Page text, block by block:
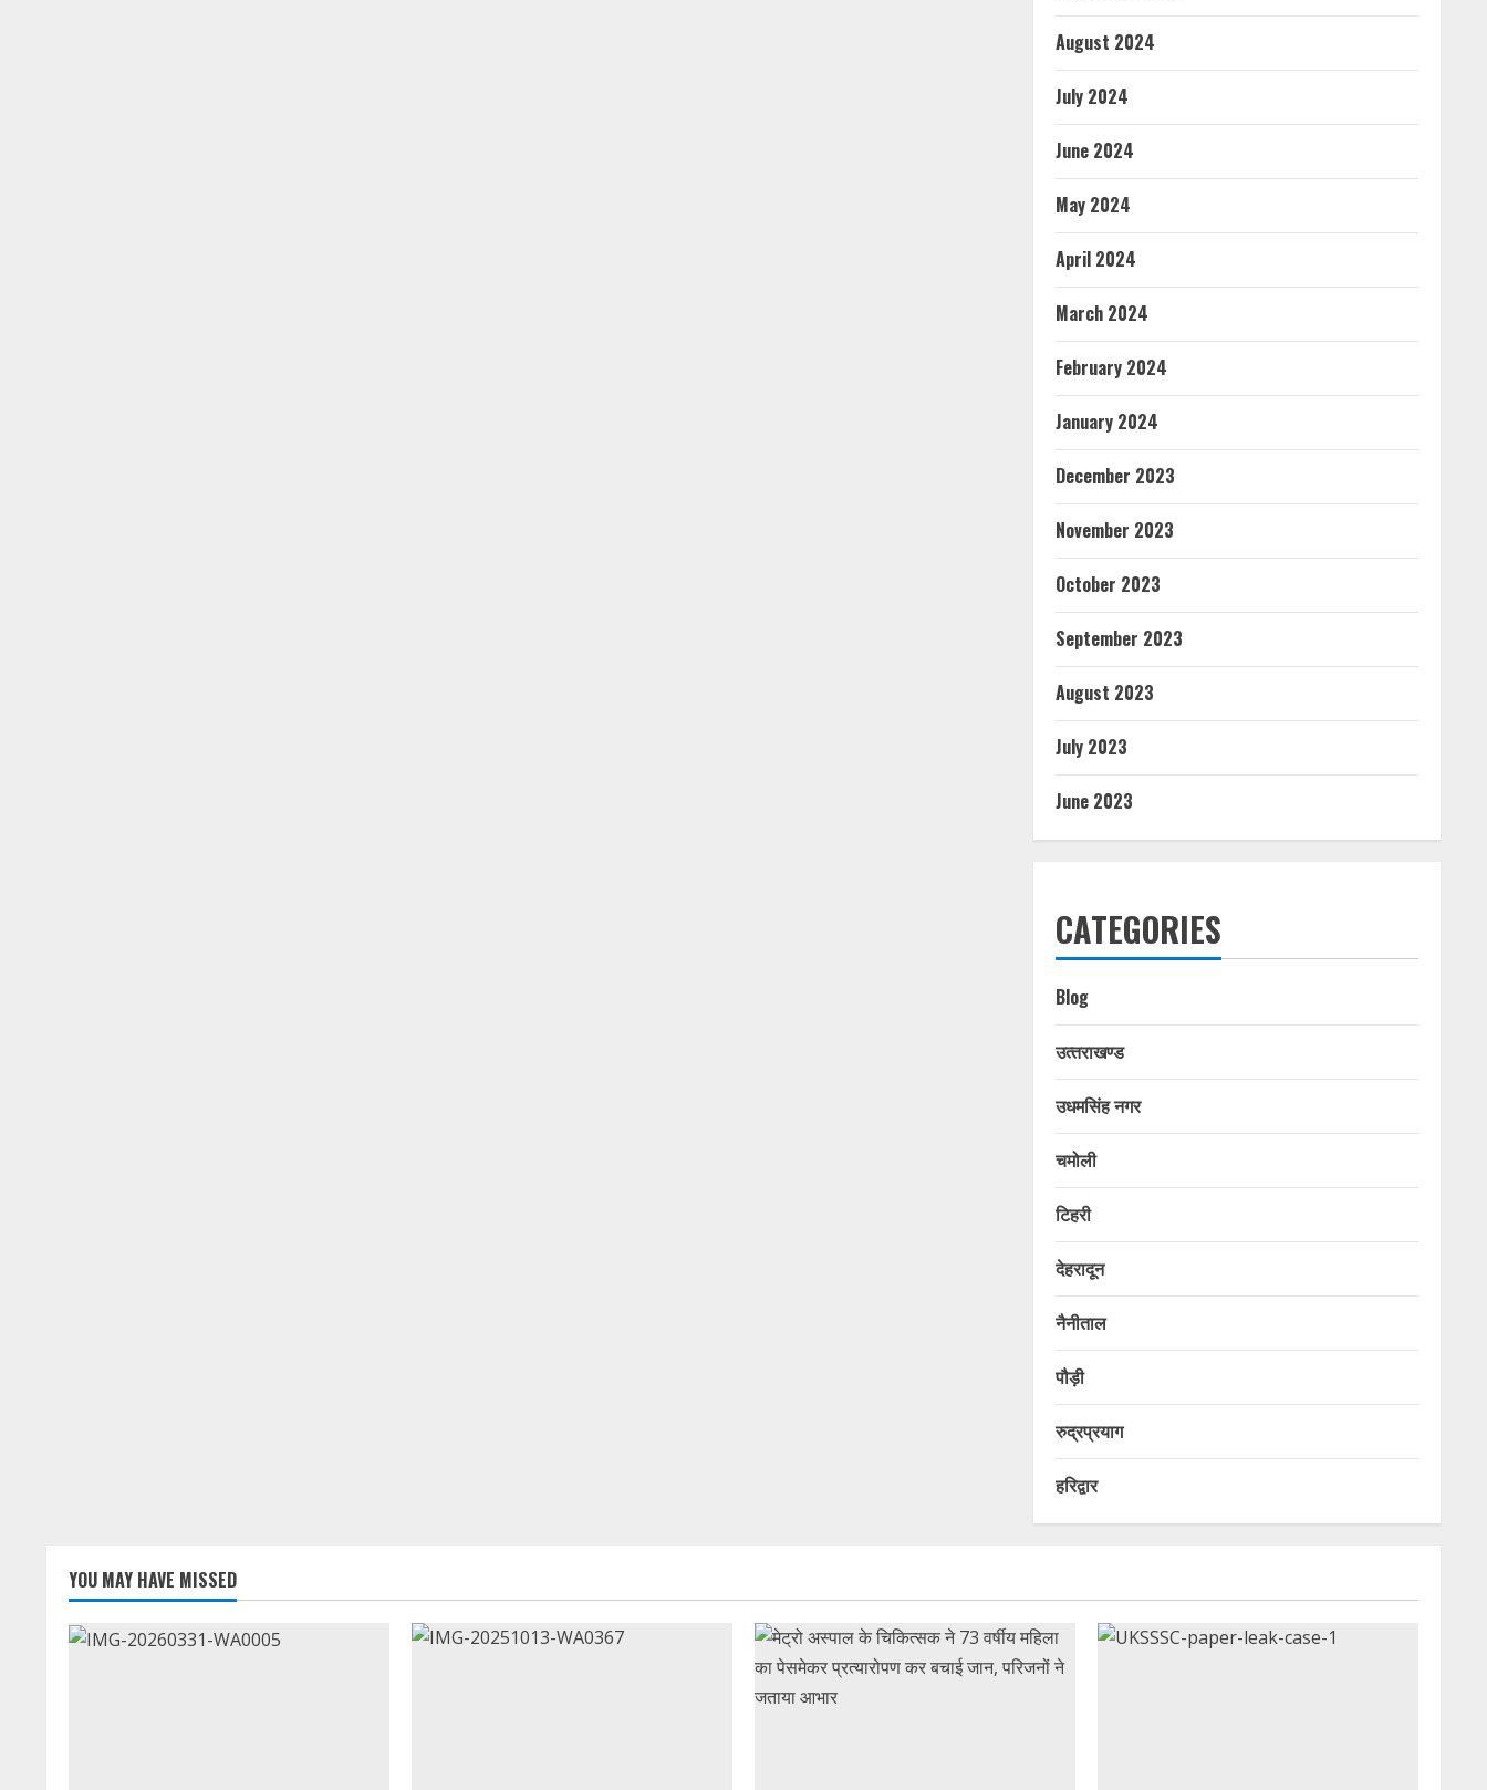
August 2024
July 2024
June 2024
May 2024
April 2024
March 2024
February 2024
January 2024
December 2023
November 2023
October 2023
September 2023
August 2023
July 2023
June 2023
CATEGORIES
Blog
उत्‍तराखण्‍ड
उधमसिंह नगर
चमोली
टिहरी
देहरादून
नैनीताल
पौड़ी
रुद्रप्रयाग
हरिद्वार
YOU MAY HAVE MISSED